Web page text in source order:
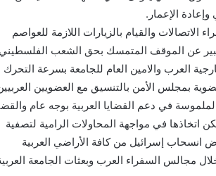
الإعمار.
الاتصالات والقيام بالزيارات اللازمة للعواصم
عن الموقف المتمسك بحق الشعب الفلسطيني
العرب والامين العام للجامعة بسرعة التحرك
بمجلس الأمن بالتنسيق مع العضويين
في دعم القضايا العربية بوجه عام
اتخاذها في مواجهة المحاولات الرامية لتصفية
انسحاب إسرائيل من كافة الأراضي العربية
مجالس السفراء العرب وبعثات الجامعة